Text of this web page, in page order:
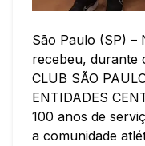
São Paulo (SP) –
recebeu, durante
CLUB SÃO
ENTIDADES
100 anos de
a comunidade